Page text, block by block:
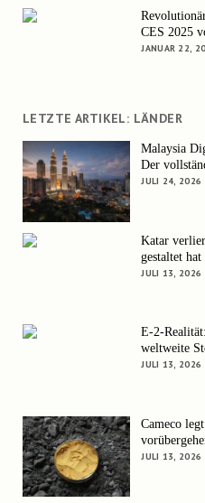
CES 2025
JANUAR 22,
LETZTE ARTIKEL: LÄNDER
Malaysia
Der
JULI 24, 2026
Katar
gestaltet hat
JULI 13, 2026
E-2-
weltweite
JULI 13, 2026
Cameco
JULI 13, 2026